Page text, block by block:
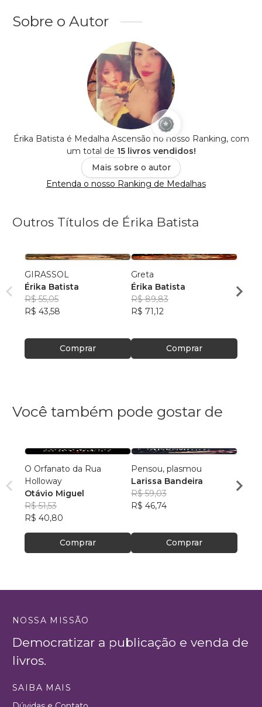
Sobre o Autor
Érika Batista é Medalha Ascensão no nosso Ranking, com
um total de 15 livros vendidos!
Mais sobre o autor
Entenda o nosso Ranking de Medalhas
Outros Títulos de Érika Batista
GIRASSOL
Érika Batista
R$ 55,05
R$ 43,58
Comprar
Greta
Érika Batista
R$ 89,83
R$ 71,12
Comprar
Érika
R$
Você também pode gostar de
O Orfanato da Rua
Holloway
Otávio Miguel
R$ 51,53
R$ 40,80
Comprar
Pensou, plasmou
Larissa Bandeira
R$ 59,03
R$ 46,74
Comprar
noite
NOSSA MISSÃO
Democratizar a publicação e venda de
livros.
SAIBA MAIS